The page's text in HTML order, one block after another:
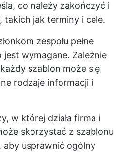
co należy zakończyć i
takich jak terminy i cele.
zespołu pełne
jest wymagane. Zależnie
szablon może się
rodzaje informacji i
w której działa firma i
skorzystać z szablonu
usprawnić ogólny